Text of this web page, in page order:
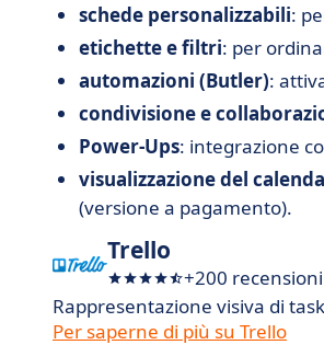
schede personalizzabili:
etichette e filtri: per
automazioni (Butler):
condivisione e
Power-Ups: integrazione
visualizzazione del
(versione a pagamento).
Trello
+200 recensioni
Rappresentazione visiva di
Per saperne di più su Trello